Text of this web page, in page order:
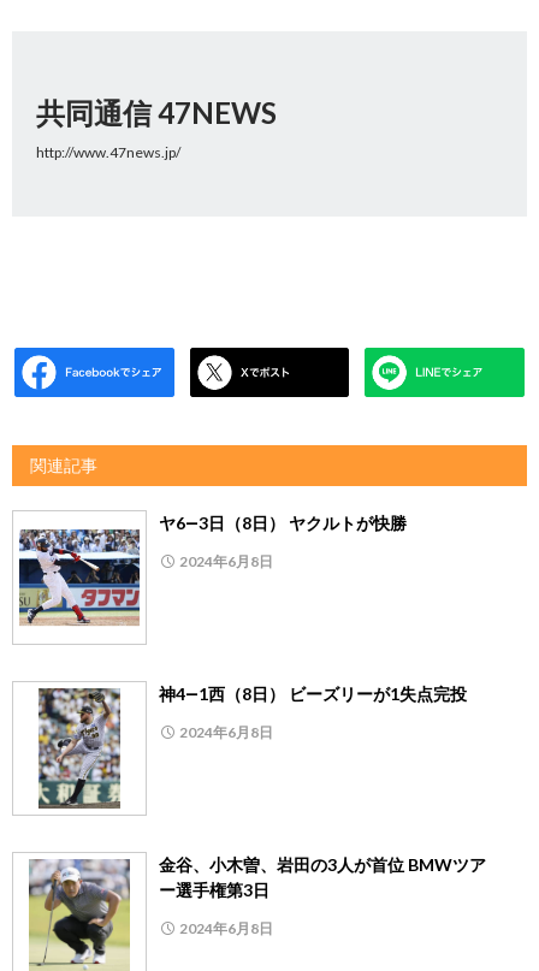
共同通信 47NEWS
http://www.47news.jp/
関連記事
ヤ6―3日（8日） ヤクルトが快勝
2024年6月8日
神4―1西（8日） ビーズリーが1失点完投
2024年6月8日
金谷、小木曽、岩田の3人が首位 BMWツア
ー選手権第3日
2024年6月8日